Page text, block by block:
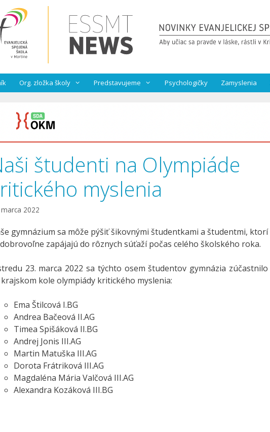
Org. zložka školy Predstavujeme Psychologičky Zamyslenia
študenti na Olympiáde
myslenia
2022
gymnázium sa môže pýšiť šikovnými študentkami a študentmi, ktorí
zapájajú do rôznych súťaží počas celého školského roka.
23. marca 2022 sa týchto osem študentov gymnázia zúčastnilo
kole olympiády kritického myslenia:
Ema Štilcová I.BG
Andrea Bačeová II.AG
Timea Spišáková II.BG
Andrej Jonis III.AG
Martin Matuška III.AG
Dorota Frátriková III.AG
Magdaléna Mária Valčová III.AG
Alexandra Kozáková III.BG